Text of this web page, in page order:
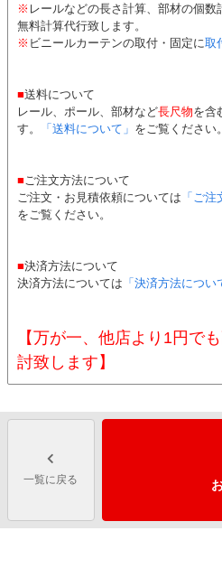
※ レールなどの長さ計算、部材の個
無料計算代行致します。
※ ビニールカーテンの取付・固定に取
■送料について
レール、ポール、部材など長尺物を含
す。
「送料について」 をご覧ください。
■ ご注文方法について
ご注文・お見積依頼については 「ご
をご覧ください。
■決済方法について
決済方法については 「決済方法につい
【万が一、他店より1円で
討致します】
一覧に戻る